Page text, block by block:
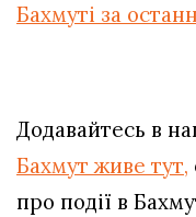
Бахмуті за
Додавайтесь в
Бахмут живе тут,
про події в